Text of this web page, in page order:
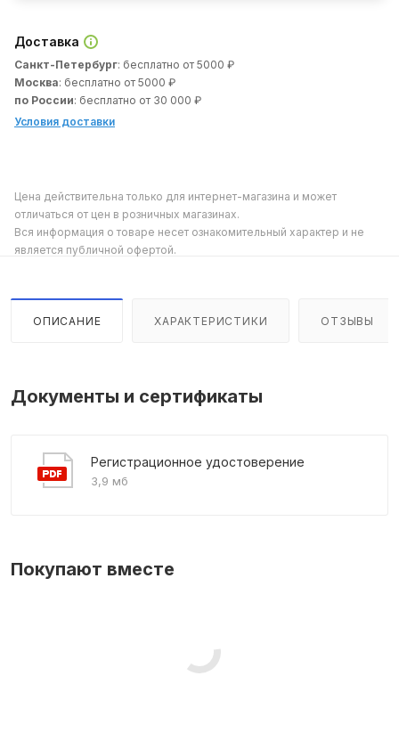
Доставка
Санкт-Петербург: бесплатно от 5000 ₽
Москва: бесплатно от 5000 ₽
по России: бесплатно от 30 000 ₽
Условия доставки
Цена действительна только для интернет-магазина и может
отличаться от цен в розничных магазинах.
Вся информация о товаре несет ознакомительный характер и не
является публичной офертой.
ОПИСАНИЕ ХАРАКТЕРИСТИКИ ОТЗЫВЫ
Документы и сертификаты
Регистрационное удостоверение
3,9 мб
Покупают вместе